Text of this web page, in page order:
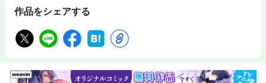
作品をシェアする